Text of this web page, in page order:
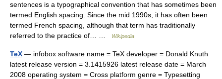
sentences is a typographical convention that has sometimes been
termed English spacing. Since the mid 1990s, it has often been
termed French spacing, although that term has traditionally
referred to the practice of… …
Wikipedia
TeX — infobox software name = TeX developer = Donald Knuth
latest release version = 3.1415926 latest release date = March
2008 operating system = Cross platform genre = Typesetting